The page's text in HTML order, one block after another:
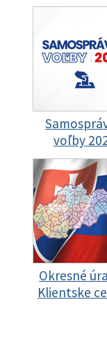
voľby
Okresné
Klientske